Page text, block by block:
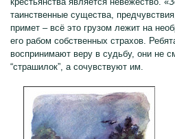
таинственные существа,
примет – всё это грузом лежит на
его рабом собственных страхов.
воспринимают веру в судьбу, они не
“страшилок”, а сочувствуют им.